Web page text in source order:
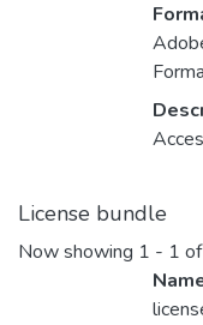
License bundle
Now showing 1 - 1